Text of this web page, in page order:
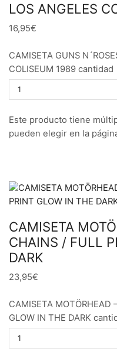
LOS ANGELES
16,95€
CAMISETA GUNS
COLISEUM 1989 cantidad
Este producto tiene
pueden elegir en la
CAMISETA
CHAINS / FULL
DARK
23,95€
CAMISETA MOTÖRHEAD
GLOW IN THE DARK